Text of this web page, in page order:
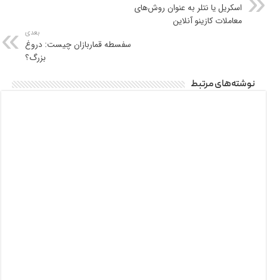
اسکریل یا نتلر به عنوان روش‌های
معاملات کازینو آنلاین
بعدی
سفسطه قماربازان چیست: دروغ
بزرگ؟
نوشته‌های مرتبط